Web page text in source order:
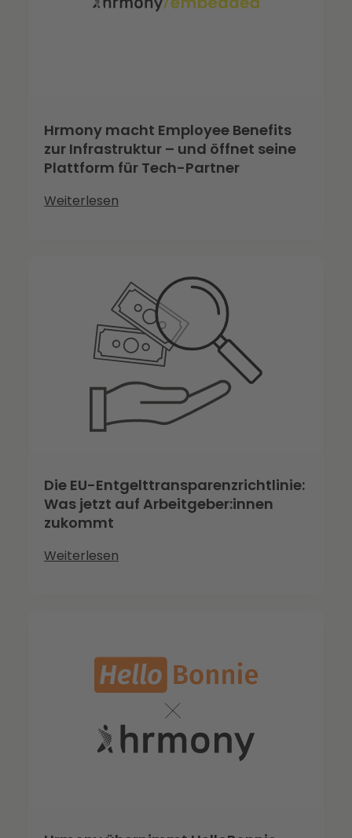
Hrmony macht Employee Benefits
zur Infrastruktur – und öffnet seine
Plattform für Tech-Partner
Weiterlesen
Die EU-Entgelttransparenzrichtlinie:
Was jetzt auf Arbeitgeber:innen
zukommt
Weiterlesen